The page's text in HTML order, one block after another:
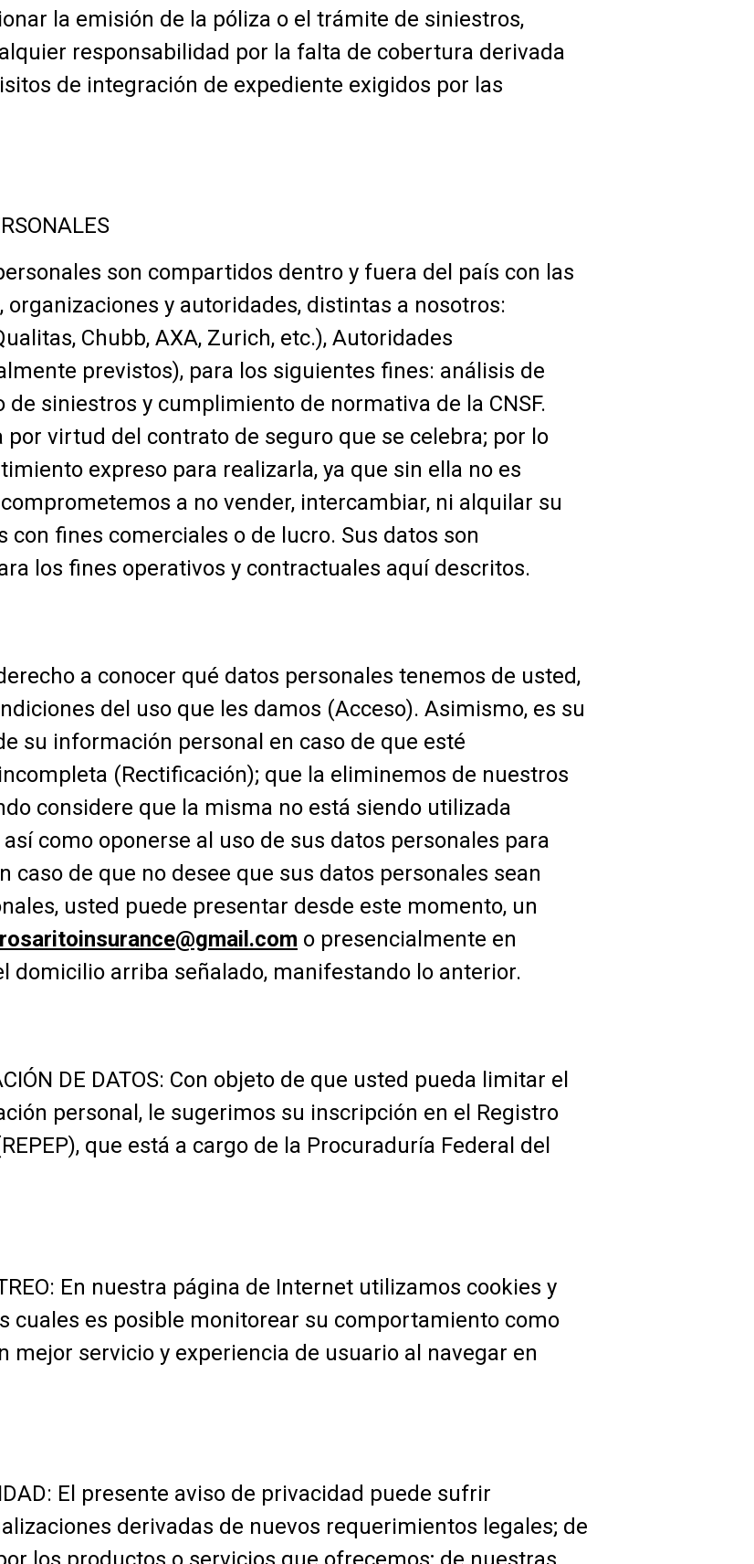
la emisión de la póliza o el trámite de siniestros,
responsabilidad por la falta de cobertura derivada
de integración de expediente exigidos por las
son compartidos dentro y fuera del país con las
y autoridades, distintas a nosotros:
Chubb, AXA, Zurich, etc.), Autoridades
previstos), para los siguientes fines: análisis de
de siniestros y cumplimiento de normativa de la CNSF.
virtud del contrato de seguro que se celebra; por lo
expreso para realizarla, ya que sin ella no es
a no vender, intercambiar, ni alquilar su
fines comerciales o de lucro. Sus datos son
los fines operativos y contractuales aquí descritos.
a conocer qué datos personales tenemos de usted,
del uso que les damos (Acceso). Asimismo, es su
su información personal en caso de que esté
(Rectificación); que la eliminemos de nuestros
considere que la misma no está siendo utilizada
como oponerse al uso de sus datos personales para
caso de que no desee que sus datos personales sean
usted puede presentar desde este momento, un
rosaritoinsurance@gmail.com o presencialmente en
domicilio arriba señalado, manifestando lo anterior.
DE DATOS: Con objeto de que usted pueda limitar el
personal, le sugerimos su inscripción en el Registro
que está a cargo de la Procuraduría Federal del
En nuestra página de Internet utilizamos cookies y
cuales es posible monitorear su comportamiento como
mejor servicio y experiencia de usuario al navegar en
El presente aviso de privacidad puede sufrir
derivadas de nuevos requerimientos legales; de